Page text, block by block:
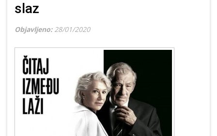
slaz
Objavljeno: 28/01/2020